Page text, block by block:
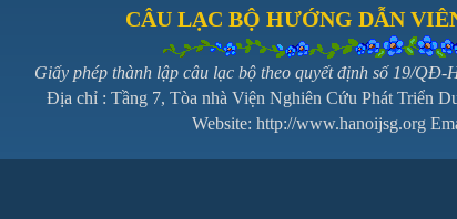
CÂU LẠC BỘ HƯỚNG DẪN
Giấy phép thành lập câu lạc bộ theo quyết định số 19/
Địa chỉ : Tầng 7, Tòa nhà Viện Nghiên Cứu Phát Triển
Website: http://www.hanoijsg.org